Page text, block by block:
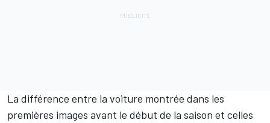
La différence entre la voiture montrée dans les
premières images avant le début de la saison et celles